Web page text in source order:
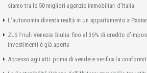
siamo tra le 50 migliori agenzie immobiliari d’Italia
L’autonomia diventa realtà in un appartamento a
ZLS Friuli Venezia Giulia: fino al 35% di credito
investimenti è già aperta
Accesso agli atti: prima di vendere verifica la